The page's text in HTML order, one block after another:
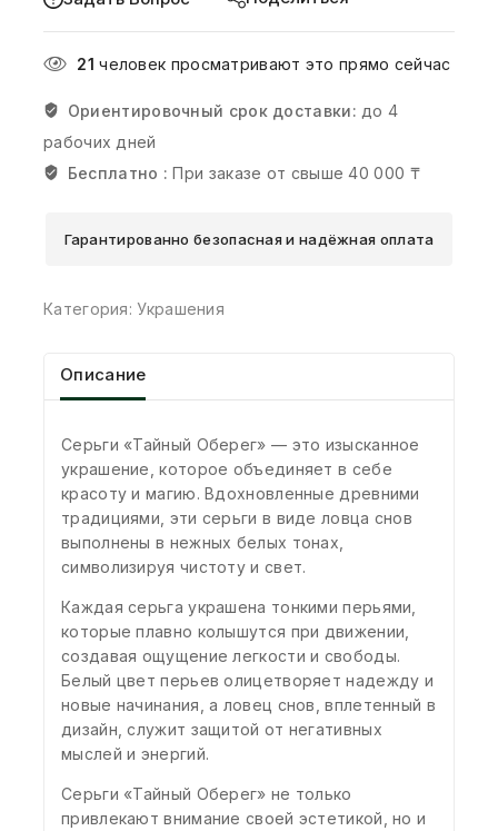
21 человек просматривают это прямо сейчас
Ориентировочный срок доставки: до 4
рабочих дней
Бесплатно :При заказе от свыше 40 000 ₸
Гарантированно безопасная и надёжная оплата
Категория:Украшения
Описание
Серьги «Тайный Оберег» — это изысканное
украшение, которое объединяет в себе
красоту и магию. Вдохновленные древними
традициями, эти серьги в виде ловца снов
выполнены в нежных белых тонах,
символизируя чистоту и свет. ⁣⁣⠀
Каждая серьга украшена тонкими перьями,
которые плавно колышутся при движении,
создавая ощущение легкости и свободы.
Белый цвет перьев олицетворяет надежду и
новые начинания, а ловец снов, вплетенный в
дизайн, служит защитой от негативных
мыслей и энергий.⁣⁣⠀
Серьги «Тайный Оберег» не только
привлекают внимание своей эстетикой, но и